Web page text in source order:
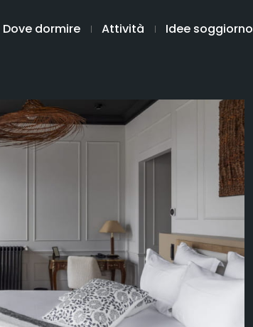
Dove dormire Attività Idee soggiorno